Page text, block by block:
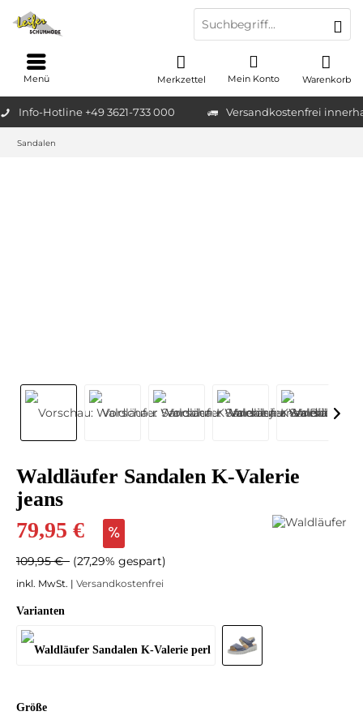
Info-Hotline +49 3621-733 000 Versandkostenfrei
Warenkorb
Merkzettel Mein Konto
Menü
Sandalen
Waldläufer Sandalen K-Valerie
jeans
79,95 €
109,95 € (27,29% gespart)
inkl. MwSt. | Versandkostenfrei
Varianten
Größe